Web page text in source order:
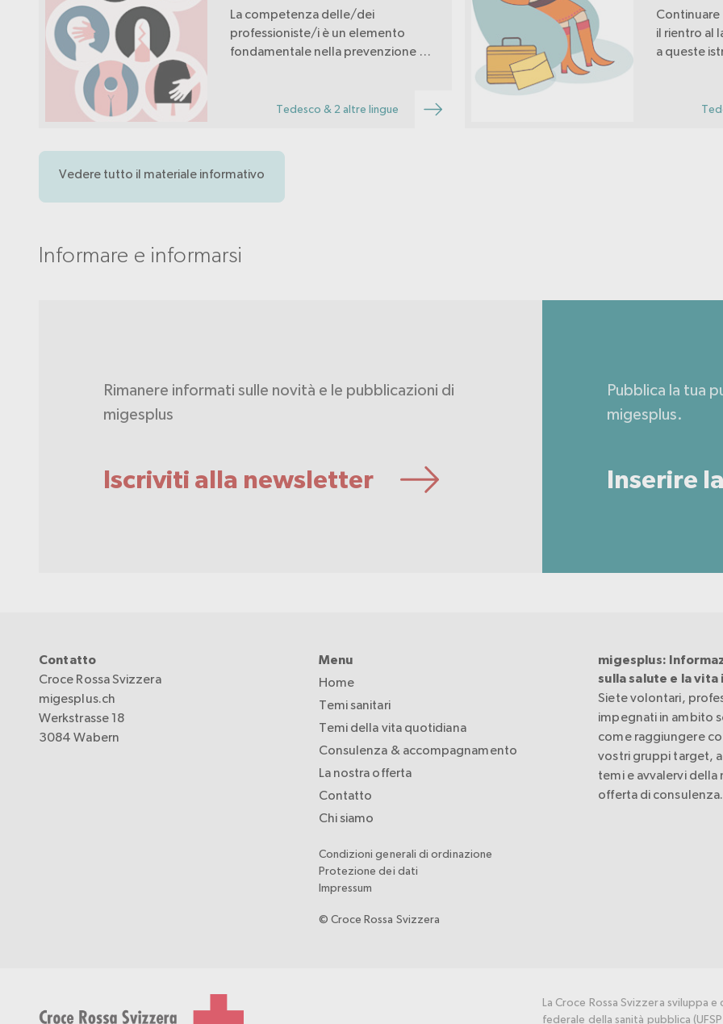
genere, violenza
sessualizzata e
violenza domestica
La competenza delle/dei
professioniste/i è un elemento
fondamentale nella prevenzione e
la violenza domestica e per
Tedesco & 2 altre lingue
il rientro al
a queste
Vedere tutto il materiale informativo
Informare e informarsi
Rimanere informati sulle novità e le pubblicazioni di
migesplus
Iscriviti alla newsletter
Pubblica la tua
migesplus.
Inserire
Contatto
Croce Rossa Svizzera
migesplus.ch
Werkstrasse 18
3084 Wabern
Menu
Home
Temi sanitari
Temi della vita quotidiana
Consulenza & accompagnamento
La nostra offerta
Contatto
Chi siamo
Condizioni generali di ordinazione
Protezione dei dati
Impressum
© Croce Rossa Svizzera
migesplus:
sulla salute e la vita
Siete volontari,
impegnati in ambito
come raggiungere
vostri gruppi target,
temi e avvalervi della
offerta di consulenza.
La Croce Rossa Svizzera sviluppa
federale della sanità pubblica